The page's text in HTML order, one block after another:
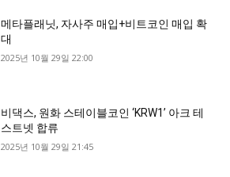
메타플래닛, 자사주 매입+비트코인 매입 확
대
2025년 10월 29일 22:00
비댁스, 원화 스테이블코인 ‘KRW1’ 아크 테
스트넷 합류
2025년 10월 29일 21:45